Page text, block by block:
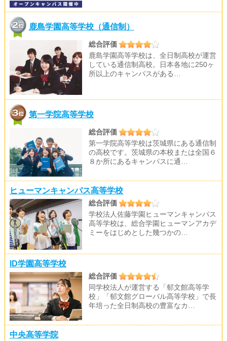
鹿島学園高等学校（通信制）
総合評価
鹿島学園高等学校は、全日制高校が運営
している通信制高校。日本各地に250ヶ
所以上のキャンパスがある…
第一学院高等学校
総合評価
第一学院高等学校は茨城県にある通信制
の高校です。茨城県の本校または全国６
８か所にあるキャンパスに通…
ヒューマンキャンパス高等学校
総合評価
学校法人佐藤学園ヒューマンキャンパス
高等学校は、総合学園ヒューマンアカデ
ミーをはじめとした幾つかの…
ID学園高等学校
総合評価
同学校法人が運営する「郁文館高等学
校」「郁文館グローバル高等学校」で長
年培った全日制高校の豊富なカ…
中央高等学院